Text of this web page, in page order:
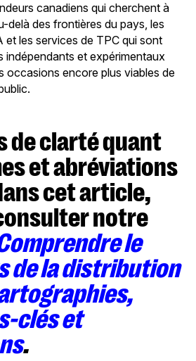
canadiens qui cherchent à
delà des frontières du pays, les
et les services de TPC qui sont
indépendants et expérimentaux
occasions encore plus viables de
de clarté quant
et abréviations
cet article,
notre
le
de la distribution
clés et
.